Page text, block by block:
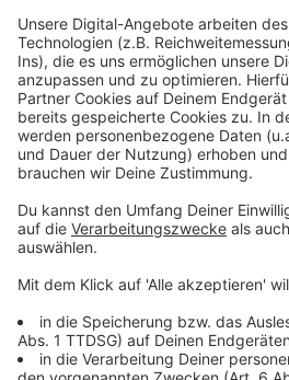
Mehr Meldungen aus
Anzeige
wirft Trainer raus
Leverkusen: Drei Festnahmen
Baugewerbe
Neues Kommunalwahlgesetz